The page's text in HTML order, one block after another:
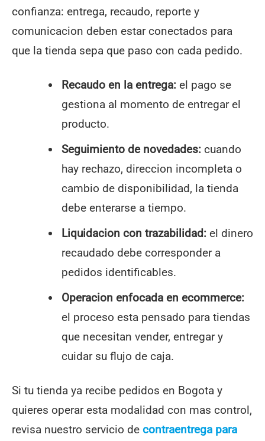
confianza: entrega, recaudo, reporte y
comunicacion deben estar conectados para
que la tienda sepa que paso con cada pedido.
Recaudo en la entrega: el pago se
gestiona al momento de entregar el
producto.
Seguimiento de novedades: cuando
hay rechazo, direccion incompleta o
cambio de disponibilidad, la tienda
debe enterarse a tiempo.
Liquidacion con trazabilidad: el dinero
recaudado debe corresponder a
pedidos identificables.
Operacion enfocada en ecommerce:
el proceso esta pensado para tiendas
que necesitan vender, entregar y
cuidar su flujo de caja.
Si tu tienda ya recibe pedidos en Bogota y
quieres operar esta modalidad con mas control,
revisa nuestro servicio de contraentrega para